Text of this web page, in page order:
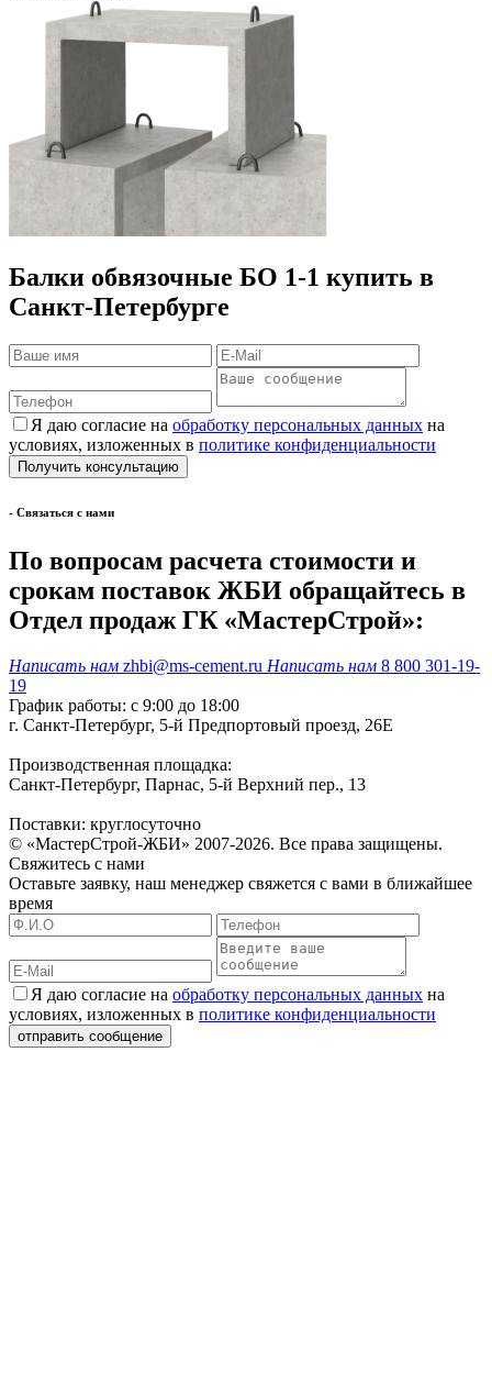
Балки обвязочные БО 1-1 купить в
Санкт-Петербурге
Я даю согласие на обработку персональных данных на
условиях, изложенных в политике конфиденциальности
- Cвязаться с нами
По вопросам расчета стоимости и
срокам поставок ЖБИ обращайтесь в
Отдел продаж ГК «МастерСтрой»:
Написать нам zhbi@ms-cement.ru Написать нам 8 800 301-19-
19
График работы: с 9:00 до 18:00
г. Санкт-Петербург, 5-й Предпортовый проезд, 26Е
Производственная площадка:
Санкт-Петербург, Парнас, 5-й Верхний пер., 13
Поставки: круглосуточно
© «МастерСтрой-ЖБИ» 2007-2026. Все права защищены.
Свяжитесь с нами
Оставьте заявку, наш менеджер свяжется с вами в ближайшее
время
Я даю согласие на обработку персональных данных на
условиях, изложенных в политике конфиденциальности